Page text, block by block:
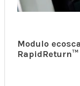
Modulo
RapidReturn™